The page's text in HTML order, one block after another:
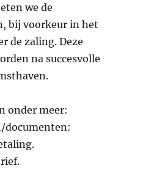
we de
bij voorkeur in het
de zaling. Deze
na succesvolle
onder meer:
documenten: